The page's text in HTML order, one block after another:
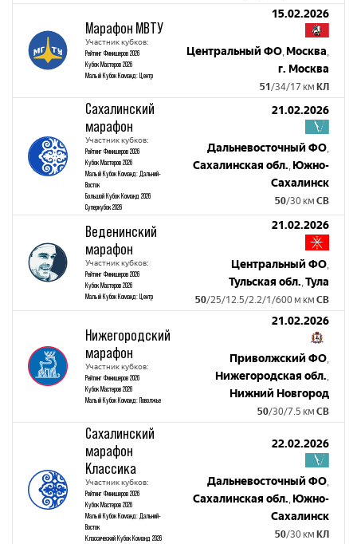
Марафон МВТУ
Участник кубков:
Рейтинг Финишеров 2026
Кубок Мастеров 2026
Малый Кубок Команд: Центр
15.02.2026
Центральный ФО, Москва,
г. Москва
51 /34/17 км КЛ
Сахалинский
марафон
Участник кубков:
Рейтинг Финишеров 2026
Кубок Мастеров 2026
Малый Кубок Команд: Дальний-
Восток
Большой Кубок Команд 2026
Суперкубок 2026
21.02.2026
Дальневосточный ФО,
Сахалинская обл., Южно-
Сахалинск
50/30 км СВ
Веденинский
марафон
Участник кубков:
Рейтинг Финишеров 2026
Кубок Мастеров 2026
Малый Кубок Команд: Центр
21.02.2026
Центральный ФО,
Тульская обл.,Тула
50/25/12.5/2.2/1/600 м км СВ
Нижегородский
марафон
Участник кубков:
Рейтинг Финишеров 2026
Кубок Мастеров 2026
Малый Кубок Команд: Поволжье
21.02.2026
Приволжский ФО,
Нижегородская обл.,
Нижний Новгород
50/30/7.5 км СВ
Сахалинский
марафон
Классика
Участник кубков:
Рейтинг Финишеров 2026
Кубок Мастеров 2026
Малый Кубок Команд: Дальний-
Восток
Классический Кубок Команд 2026
22.02.2026
Дальневосточный ФО,
Сахалинская обл., Южно-
Сахалинск
50/30 км КЛ